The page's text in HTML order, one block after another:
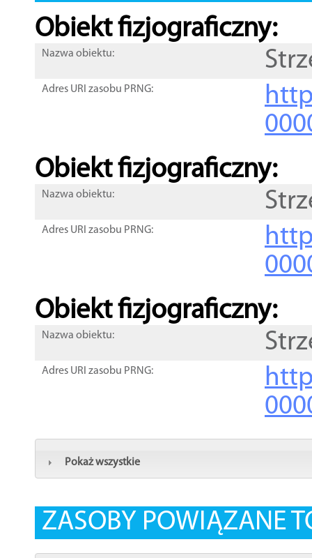
Obiekt fizjograficzny:
Nazwa obiektu:
Adres URI zasobu PRNG:
Obiekt fizjograficzny:
Nazwa obiektu:
Adres URI zasobu PRNG:
Obiekt fizjograficzny:
Nazwa obiektu:
Adres URI zasobu PRNG:
Pokaż wszystkie
ZASOBY POWIĄZANE